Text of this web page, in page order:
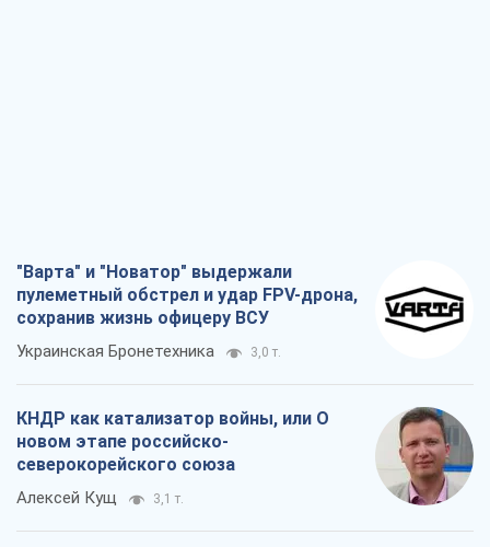
"Варта" и "Новатор" выдержали
пулеметный обстрел и удар FPV-дрона,
сохранив жизнь офицеру ВСУ
Украинская Бронетехника 3,0 т.
КНДР как катализатор войны, или О
новом этапе российско-
северокорейского союза
Алексей Кущ 3,1 т.